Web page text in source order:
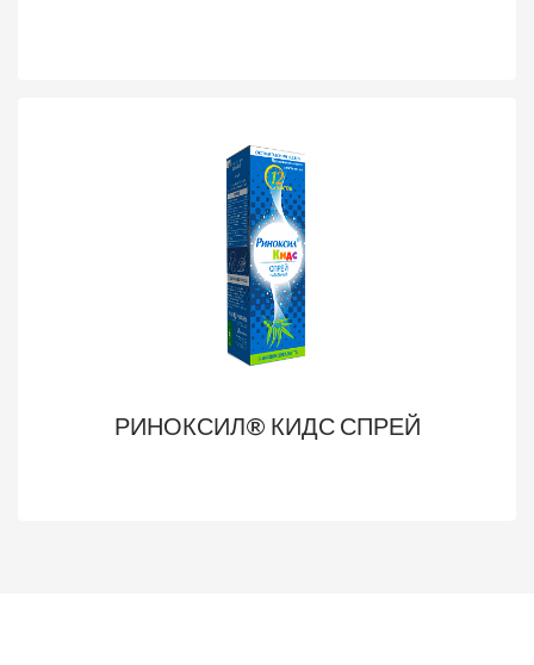
РИНОКСИЛ® КИДС СПРЕЙ